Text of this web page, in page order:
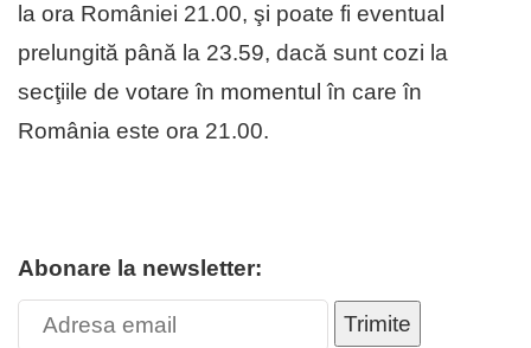
la ora României 21.00, şi poate fi eventual
prelungită până la 23.59, dacă sunt cozi la
secţiile de votare în momentul în care în
România este ora 21.00.
Abonare la newsletter:
Trimite